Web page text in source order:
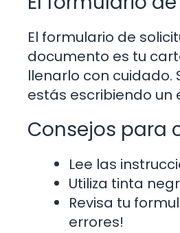
El formulario de
documento es tu
llenarlo con cuidado.
estás escribiendo
Consejos para
Lee las
Utiliza tinta
Revisa tu
errores!